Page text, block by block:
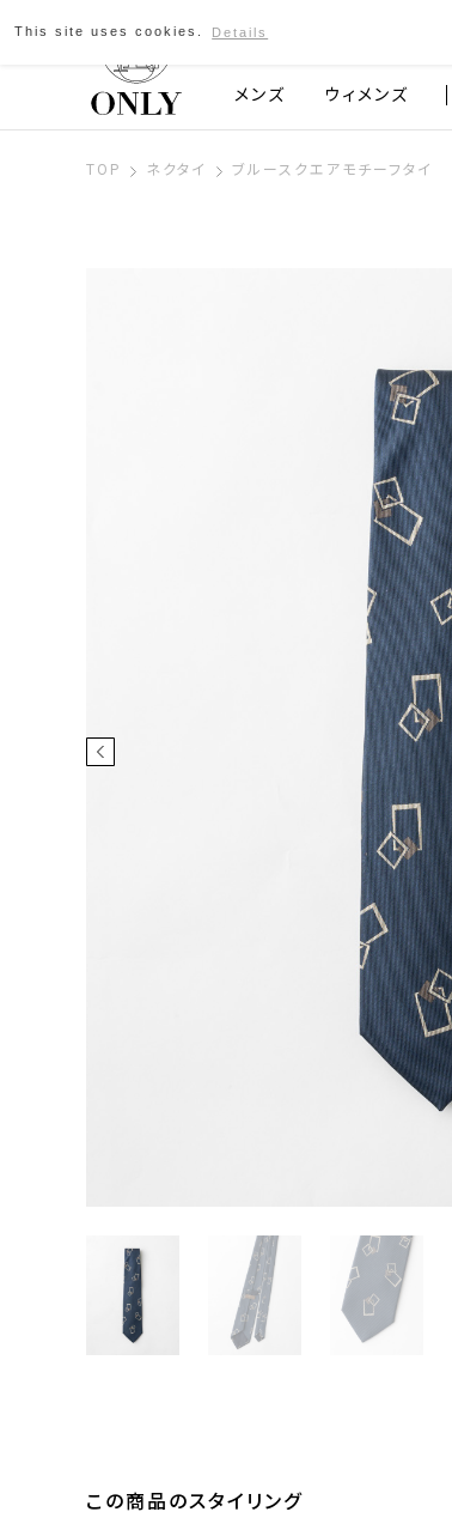
京都発のスーツブランド ONLY
メンズ ウィメンズ
TOP ネクタイ ブルースクエアモチーフタイ
この商品のスタイリング
This site uses cookies. Details